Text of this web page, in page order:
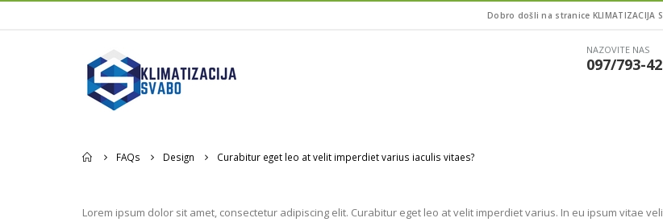
Dobro došli na stranice KLIMATIZACIJA
NAZOVITE NAS
097/793-
Home
FAQs Design Curabitur eget leo at velit imperdiet varius iaculis vitaes?
Lorem ipsum dolor sit amet, consectetur adipiscing elit. Curabitur eget leo at velit imperdiet varius. In eu ipsum vitae